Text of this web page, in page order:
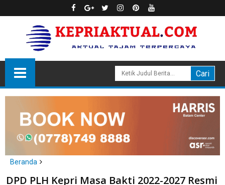
Beranda
DPD PLH Kepri Masa Bakti 2022-2027 Resmi